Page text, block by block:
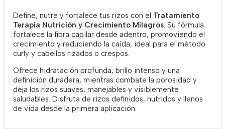
Define, nutre y fortalece tus rizos con el Tratamiento
Terapia Nutrición y Crecimiento Milagros. Su fórmula
fortalece la fibra capilar desde adentro, promoviendo el
crecimiento y reduciendo la caída, ideal para el método
curly y cabellos rizados o crespos.
Ofrece hidratación profunda, brillo intenso y una
definición duradera, mientras combate la porosidad y
deja los rizos suaves, manejables y visiblemente
saludables. Disfruta de rizos definidos, nutridos y llenos
de vida desde la primera aplicación.